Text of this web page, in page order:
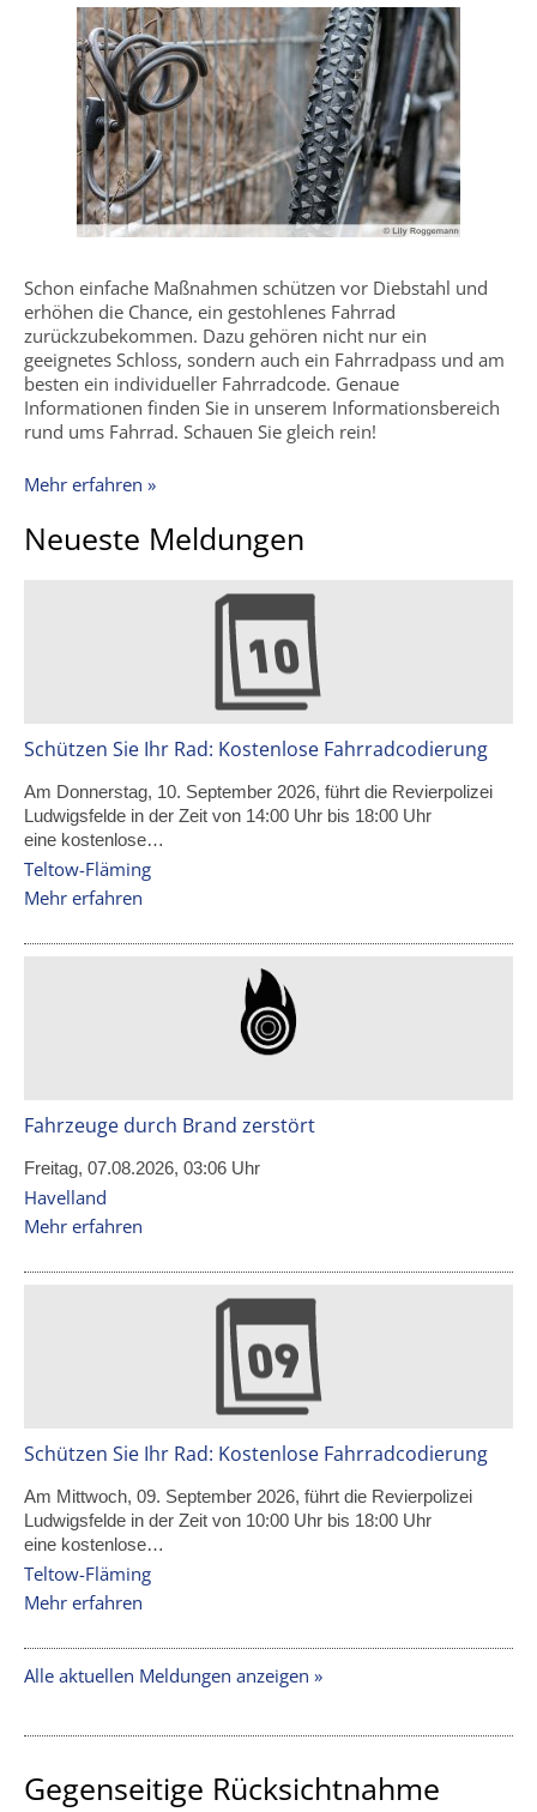
Schon einfache Maßnahmen schützen vor Diebstahl und
erhöhen die Chance, ein gestohlenes Fahrrad
zurückzubekommen. Dazu gehören nicht nur ein
geeignetes Schloss, sondern auch ein Fahrradpass und am
besten ein individueller Fahrradcode. Genaue
Informationen finden Sie in unserem Informationsbereich
rund ums Fahrrad. Schauen Sie gleich rein!
Mehr erfahren »
Neueste Meldungen
Schützen Sie Ihr Rad: Kostenlose Fahrradcodierung
Am Donnerstag, 10. September 2026, führt die Revierpolizei
Ludwigsfelde in der Zeit von 14:00 Uhr bis 18:00 Uhr
eine kostenlose…
Teltow-Fläming
Mehr erfahren
Fahrzeuge durch Brand zerstört
Freitag, 07.08.2026, 03:06 Uhr
Havelland
Mehr erfahren
Schützen Sie Ihr Rad: Kostenlose Fahrradcodierung
Am Mittwoch, 09. September 2026, führt die Revierpolizei
Ludwigsfelde in der Zeit von 10:00 Uhr bis 18:00 Uhr
eine kostenlose…
Teltow-Fläming
Mehr erfahren
Alle aktuellen Meldungen anzeigen »
Gegenseitige Rücksichtnahme